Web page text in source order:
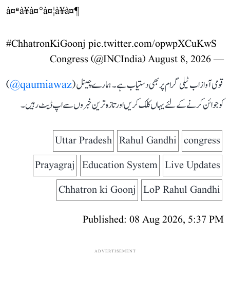
à¤ªà¥à¤°à¤¦à¥à¤¶
#ChhatronKiGoonj pic.twitter.com/opwpXCuKwS
— Congress (@INCIndia)
August 8, 2026
قومی آواز اب ٹیلی گرام پر بھی دستیاب ہے۔ ہمارے چینل (qaumiawaz@
)
کو جوائن کرنے کے لئے یہاں کلک کریں اور تازہ ترین خبروں سے اپ ڈیٹ رہیں۔
congress
Rahul Gandhi
Uttar Pradesh
Live Updates
Education System
Prayagraj
LoP Rahul Gandhi
Chhatron ki Goonj
Published: 08 Aug 2026, 5:37 PM
ADVERTISEMENT